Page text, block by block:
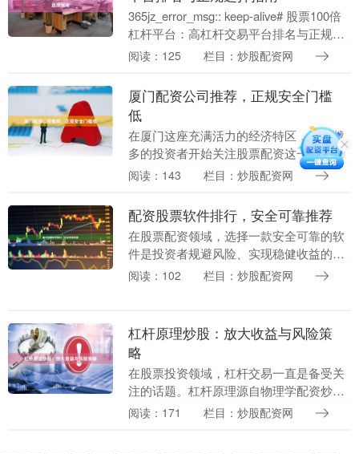
365jz_error_msg:: keep-alive# 股票100倍
杠杆平台：高杠杆交易平台排名与正规选
择指南 在股票交易市场中，高杠杆交易平
阅读：125 栏目：炒股配资网
厦门配资公司推荐，正规安全门槛
低
在厦门这座充满活力的经济特区，越来越
多的投资者开始关注股票配资这一金融工
具。然而，面对市场上众多的配资公司配
门槛低的平台，成....
阅读：143 栏目：炒股配资网
配资股票软件排行，安全可靠推荐
在股票配资领域，选择一款安全可靠的软
件是投资者规避风险、实现稳健收益的关
键。面对市场上琳琅满目的配资平台，如
阅读：102 栏目：炒股配资网
杠杆原理炒股：放大收益与风险策
略
在股票投资领域，杠杆交易一直是备受关
注的话题。杠杆原理源自物理学配资炒股
开户，但在金融市场上，它意味着借用外
阅读：171 栏目：炒股配资网